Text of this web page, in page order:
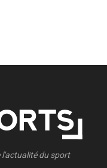
l'actualité du sport